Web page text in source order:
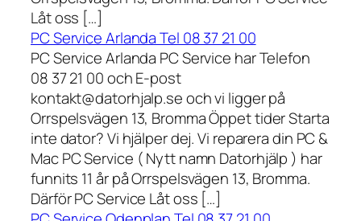
Låt oss […]
PC Service Arlanda Tel 08 37 21 00
PC Service Arlanda PC Service har Telefon
08 37 21 00 och E-post
kontakt@datorhjalp.se och vi ligger på
Orrspelsvägen 13, Bromma Öppet tider Starta
inte dator? Vi hjälper dej. Vi reparera din PC &
Mac PC Service ( Nytt namn Datorhjälp ) har
funnits 11 år på Orrspelsvägen 13, Bromma.
Därför PC Service Låt oss […]